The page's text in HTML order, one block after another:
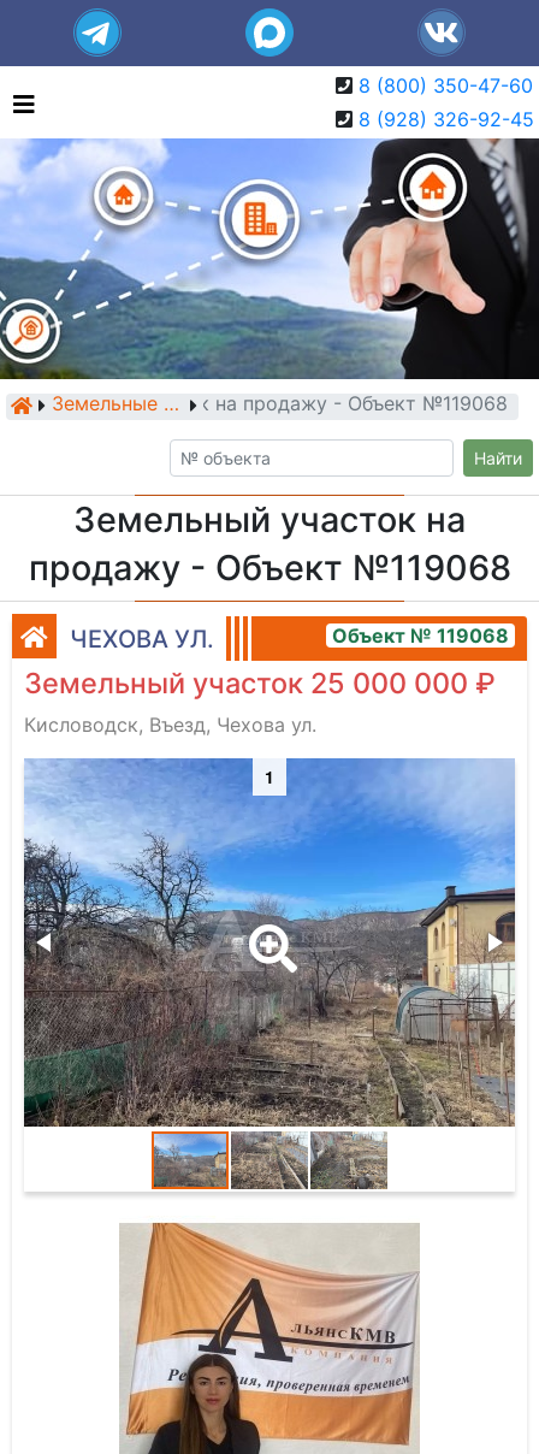
8 (800) 350-47-60
8 (928) 326-92-45
Земельные участки
Земельный участок на продажу - Объект №119068
Найти
Земельный участок на
продажу - Объект №119068
ЧЕХОВА УЛ. Объект № 119068
Земельный участок 25 000 000 ₽
Кисловодск, Въезд, Чехова ул.
1